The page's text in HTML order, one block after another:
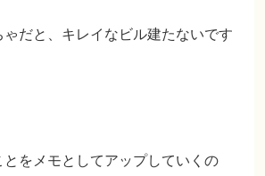
だと、キレイなビル建たないです
をメモとしてアップしていくの